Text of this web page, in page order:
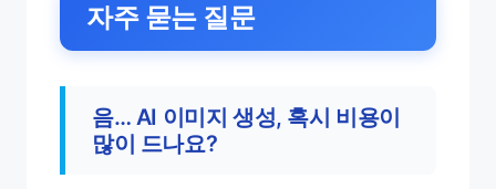
자주 묻는 질문
음… AI 이미지 생성, 혹시 비용이
많이 드나요?